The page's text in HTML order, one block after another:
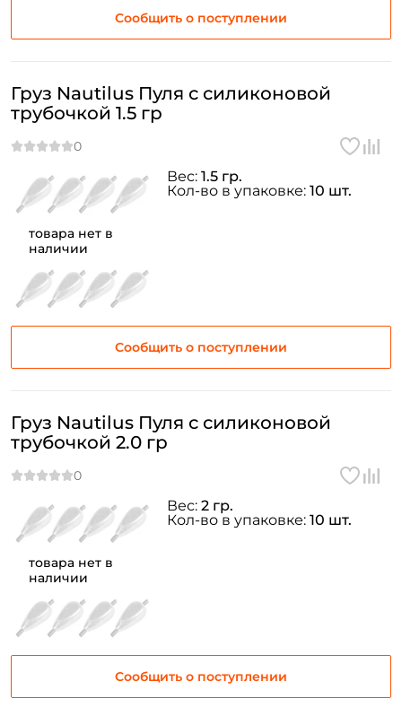
Сообщить о поступлении
товара нет в
наличии
Груз Nautilus Пуля с силиконовой
трубочкой 1.5 гр
Сообщить о поступлении
Вес: 1.5 гр.
Кол-во в упаковке: 10 шт.
товара нет в
наличии
Груз Nautilus Пуля с силиконовой
трубочкой 2.0 гр
Сообщить о поступлении
Вес: 2 гр.
Кол-во в упаковке: 10 шт.